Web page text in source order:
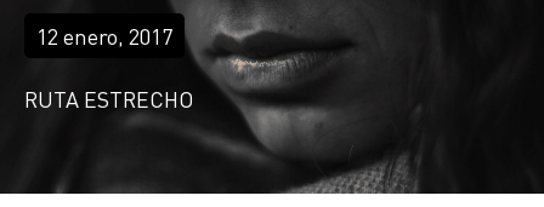
12 enero, 2017
RUTA ESTRECHO